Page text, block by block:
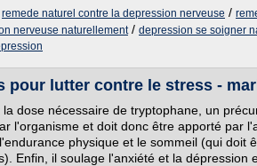
remede naturel contre la depression nerveuse /
nerveuse naturellement/ depression se soigner
pour lutter contre le stress -
la dose nécessaire de tryptophane, un
l'organisme et doit donc être apporté par
physique et le sommeil (qui doit
Enfin, il soulage l'anxiété et la dépression